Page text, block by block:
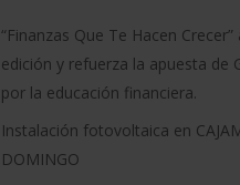
“Finanzas Que Te Hacen Crecer”
edición y refuerza la apuesta de
por la educación financiera.
Instalación fotovoltaica en
DOMINGO